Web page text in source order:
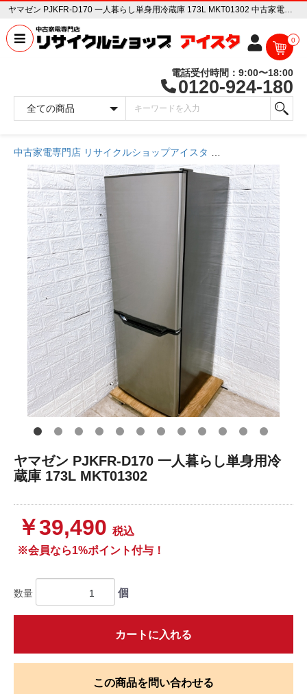
ヤマゼン PJKFR-D170 一人暮らし単身用冷蔵庫 173L MKT01302 中古家電販売専門店 リサイクルショップ アイスタ
0
電話受付時間：9:00〜18:00
0120-924-180
中古家電専門店 リサイクルショップアイスタ
ヤマゼン PJKFR-D170 一人暮らし単身用冷
蔵庫 173L MKT01302
￥39,490 税込
※会員なら1%ポイント付与！
数量 個
カートに入れる
この商品を問い合わせる